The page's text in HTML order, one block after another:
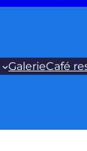
GalerieCafé